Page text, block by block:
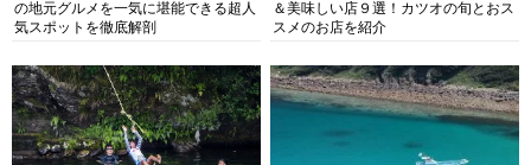
の地元グルメを一気に堪能できる超人
気スポットを徹底解剖
＆美味しい店９選！カツオの旬とおス
スメのお店を紹介